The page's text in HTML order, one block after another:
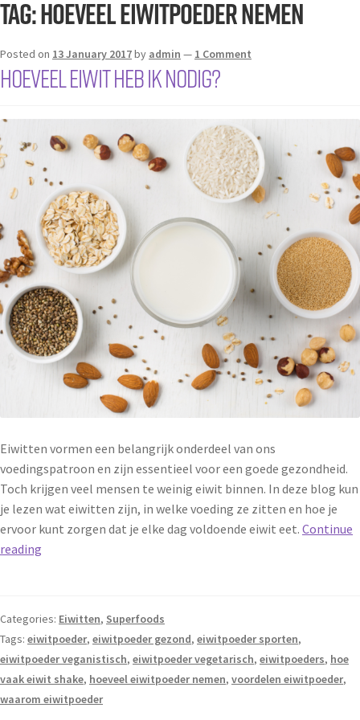
Tag:hoeveel eiwitpoeder nemen
Posted on 13 January 2017by admin — 1 Comment
Hoeveel eiwit heb ik nodig?
Eiwitten vormen een belangrijk onderdeel van ons
voedingspatroon en zijn essentieel voor een goede gezondheid.
Toch krijgen veel mensen te weinig eiwit binnen. In deze blog kun
je lezen wat eiwitten zijn, in welke voeding ze zitten en hoe je
ervoor kunt zorgen dat je elke dag voldoende eiwit eet. Continue
reading
Categories: Eiwitten, Superfoods
Tags: eiwitpoeder, eiwitpoeder gezond, eiwitpoeder sporten,
eiwitpoeder veganistisch, eiwitpoeder vegetarisch, eiwitpoeders, hoe
vaak eiwit shake, hoeveel eiwitpoeder nemen, voordelen eiwitpoeder,
waarom eiwitpoeder